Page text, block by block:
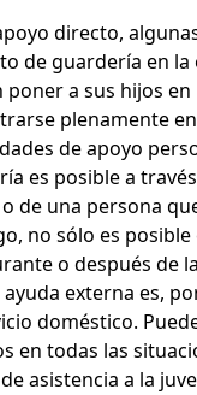
directo,
de guardería en la
poner a sus hijos
plenamente
de apoyo
es posible a
de una persona
no sólo es
o después de
externa es,
doméstico.
en todas las
asistencia a la